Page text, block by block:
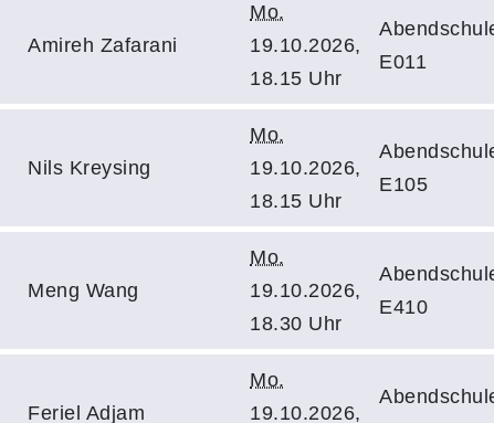
Amireh Zafarani
Mo.
19.10.2026,
18.15 Uhr
E011
Nils Kreysing
Mo.
19.10.2026,
18.15 Uhr
E105
Meng Wang
Mo.
19.10.2026,
18.30 Uhr
E410
Feriel Adjam
Mo.
19.10.2026,